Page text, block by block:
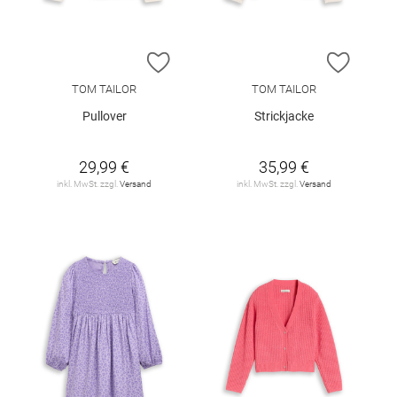
ZUR WUNSCHLISTE HINZUFÜGEN
TOM TAILOR
Pullover
29,99 €
inkl. MwSt. zzgl. Versand
ZUR
TOM TAILOR
Strickjacke
35,99 €
inkl. MwSt. zzgl. Versand